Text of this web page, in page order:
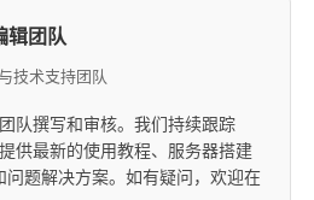
辑团队
技术支持团队
队撰写和审核。我们持续跟踪
供最新的使用教程、服务器搭建
题解决方案。如有疑问，欢迎在